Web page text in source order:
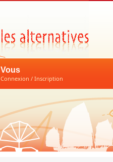
Vous
Connexion / Inscription